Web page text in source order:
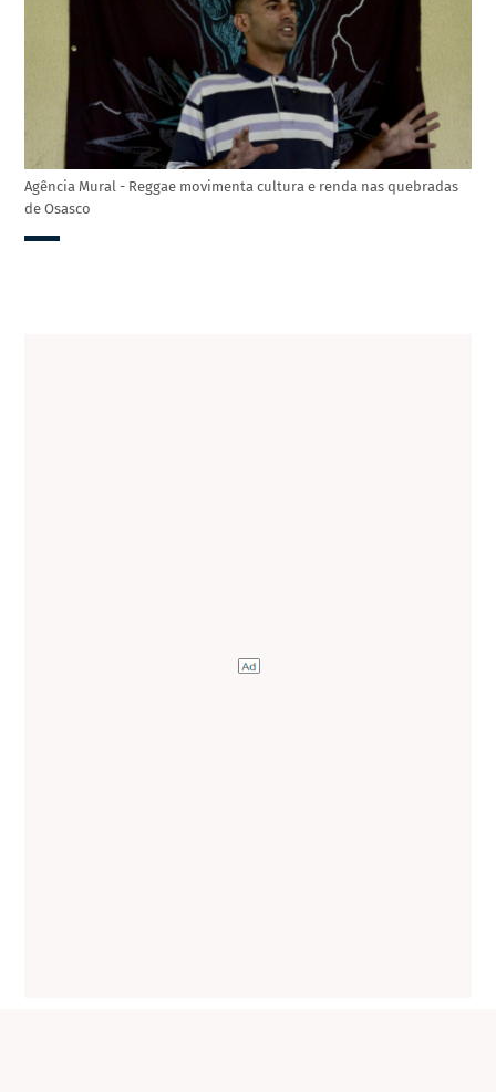
Agência Mural - Reggae movimenta cultura e renda nas quebradas
de Osasco